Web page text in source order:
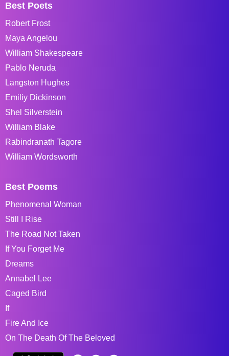
Best Poets
Robert Frost
Maya Angelou
William Shakespeare
Pablo Neruda
Langston Hughes
Emiliy Dickinson
Shel Silverstein
William Blake
Rabindranath Tagore
William Wordsworth
Best Poems
Phenomenal Woman
Still I Rise
The Road Not Taken
If You Forget Me
Dreams
Annabel Lee
Caged Bird
If
Fire And Ice
On The Death Of The Beloved